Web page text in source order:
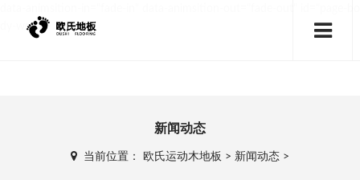
dy-wrap">
新闻动态
当前位置： 欧氏运动木地板 > 新闻动态 >